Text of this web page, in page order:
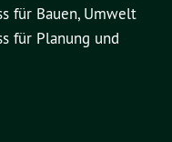
für Bauen, Umwelt
für Planung und